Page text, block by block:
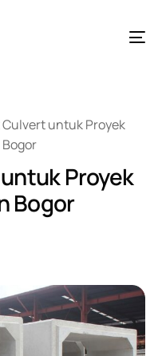
Culvert untuk Proyek
Proyek
Bogor